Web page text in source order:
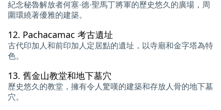
紀念秘魯解放者何塞·德·聖馬丁將軍的歷史悠久的廣場，周
圍環繞著優雅的建築。
12. Pachacamac 考古遺址
古代印加人和前印加人定居點的遺址，以寺廟和金字塔為特
色。
13. 舊金山教堂和地下墓穴
歷史悠久的教堂，擁有令人驚嘆的建築和存放人骨的地下墓
穴。